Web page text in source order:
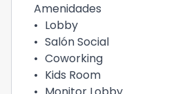
Amenidades
• Lobby
• Salón Social
• Coworking
• Kids Room